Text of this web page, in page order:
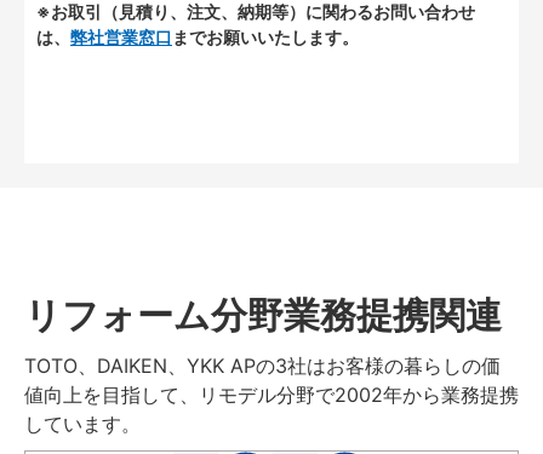
※お取引（見積り、注文、納期等）に関わるお問い合わせ
は、 弊社営業窓口 までお願いいたします。
リフォーム分野業務提携関連
TOTO、DAIKEN、YKK APの3社はお客様の暮らしの価
値向上を目指して、リモデル分野で2002年から業務提携
しています。